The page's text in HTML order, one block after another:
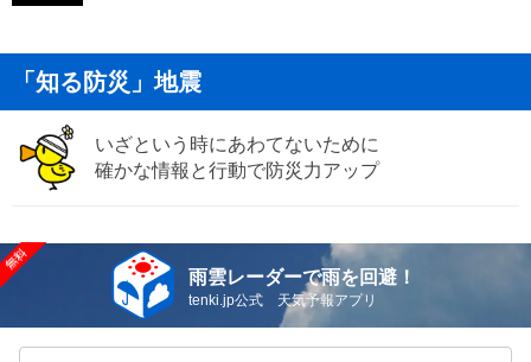
「知る防災」地震
いざという時にあわてないために
確かな情報と行動で防災力アップ
雨雲レーダーで雨を回避！
tenki.jp公式 天気予報アプリ